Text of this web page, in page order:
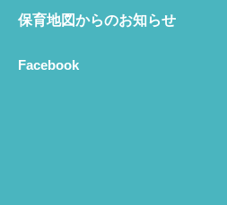
保育地図からのお知らせ
Facebook